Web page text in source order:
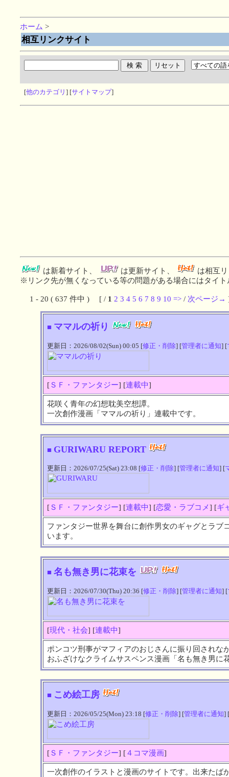
ホーム >
相互リンクサイト
[他のカテゴリ] [サイトマップ]
は新着サイト、 は更新サイト、
は相互
※リンク先が無くなっている等の問題がある場合にはタイト
1 - 20 ( 637 件中 ) [ / 1 2 3 4 5 6 7 8 9 10 => / 次ページ→
■ ママルの祈り
更新日：2026/08/02(Sun) 00:05 [修正・削除] [管理者に通知] [
[ＳＦ・ファンタジー] [連載中]
花咲く青年の幻想耽美空想譚。
一次創作漫画「ママルの祈り」連載中です。
■ GURIWARU REPORT
更新日：2026/07/25(Sat) 23:08 [修正・削除] [管理者に通知] [
[ＳＦ・ファンタジー] [連載中] [恋愛・ラブコメ] [ギ
ファンタジー世界を舞台に創作男女のギャグとラブ
います。
■ 名も無き男に花束を
更新日：2026/07/30(Thu) 20:36 [修正・削除] [管理者に通知] [
[現代・社会] [連載中]
ポンコツ刑事がマフィアのおじさんに振り回されな
おふざけなクライムサスペンス漫画「名も無き男に
■ こめ絵工房
更新日：2026/05/25(Mon) 23:18 [修正・削除] [管理者に通知]
[ＳＦ・ファンタジー] [４コマ漫画]
一次創作のイラストと漫画のサイトです。出来たば